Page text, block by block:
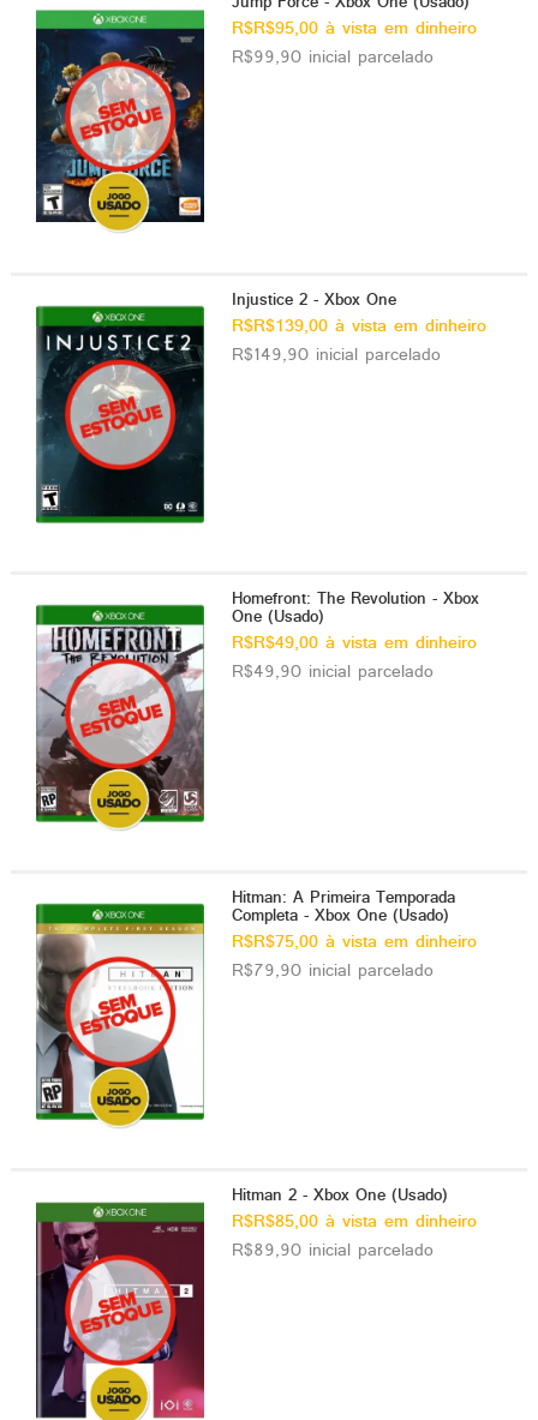
R$R$95,00 à vista em dinheiro
R$99,90 inicial parcelado
Injustice 2 - Xbox One
R$R$139,00 à vista em dinheiro
R$149,90 inicial parcelado
Homefront: The Revolution - Xbox
One (Usado)
R$R$49,00 à vista em dinheiro
R$49,90 inicial parcelado
Hitman: A Primeira Temporada
Completa - Xbox One (Usado)
R$R$75,00 à vista em dinheiro
R$79,90 inicial parcelado
Hitman 2 - Xbox One (Usado)
R$R$85,00 à vista em dinheiro
R$89,90 inicial parcelado